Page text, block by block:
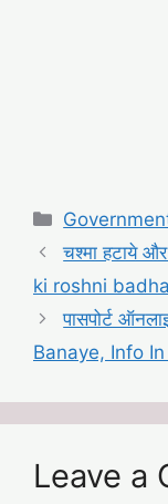
Categories
चश्मा हटाये
ki roshni
पासपोर्ट
Banaye, Info
Leave a